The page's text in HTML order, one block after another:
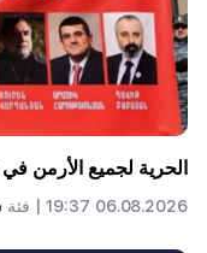
الحرية لجميع الأرمن
06.08.2026 19:37 | فئة